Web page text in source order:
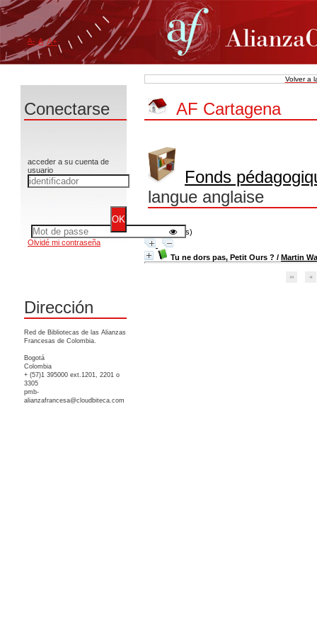
Volver a
AF Cartagena
Fonds
langue anglaise
1 resultado(s)
Tu ne dors pas, Petit Ours ? / Martin
A- A A+
Conectarse
acceder a su cuenta de
usuario
Olvidé mi contraseña
Dirección
Red de Bibliotecas de las Alianzas
Francesas de Colombia.
Bogotá
Colombia
+ (57)1 395000 ext.1201, 2201 o
3305
pmb-
alianzafrancesa@cloudbiteca.com